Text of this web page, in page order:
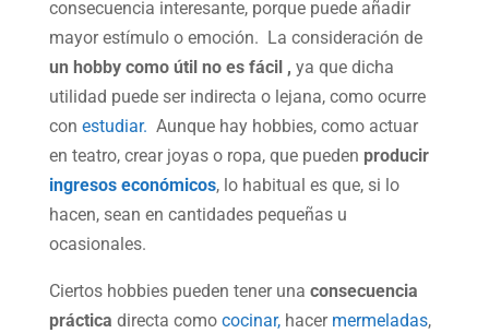
consecuencia interesante, porque puede añadir
mayor estímulo o emoción. La consideración de
un hobby como útil no es fácil , ya que dicha
utilidad puede ser indirecta o lejana, como ocurre
con estudiar. Aunque hay hobbies, como actuar
en teatro, crear joyas o ropa, que pueden producir
ingresos económicos, lo habitual es que, si lo
hacen, sean en cantidades pequeñas u
ocasionales.
Ciertos hobbies pueden tener una consecuencia
práctica directa como cocinar,hacer mermeladas,